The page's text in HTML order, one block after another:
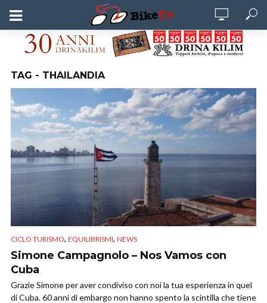
TAG - THAILANDIA
CICLO TURISMO, EQUILIBRISMI, NEWS
Simone Campagnolo – Nos Vamos con
Cuba
Grazie Simone per aver condiviso con noi la tua esperienza in quel
di Cuba. 60 anni di embargo non hanno spento la scintilla che tiene